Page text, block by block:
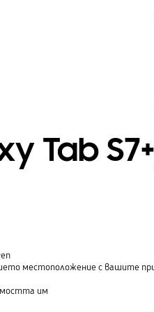
Tab
приятели, дете, семейство и други
им